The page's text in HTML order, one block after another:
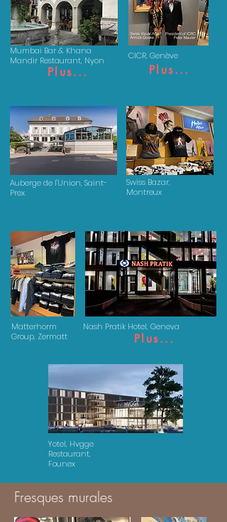
Mumbai Bar & Khana
Mandir Restaurant, Nyon
Plus...
CICR, Genève
Plus...
Auberge de l'Union, Saint-
Prex
Swiss Bazar,
Montreux
Matterhorm
Group, Zermatt
Nash Pratik Hotel, Geneva
Plus...
Yotel, Hvgge
Restaurant,
Founex
Fresques murales